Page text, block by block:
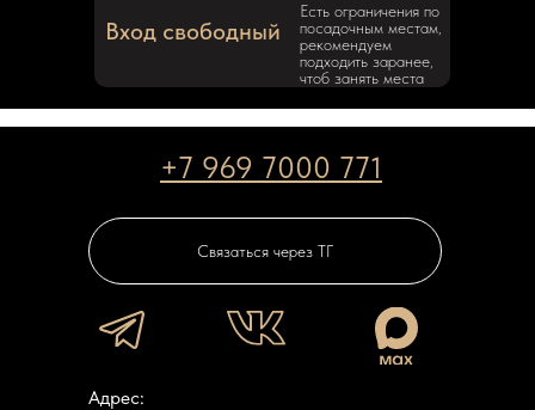
Вход свободный
Есть ограничения по
посадочным местам,
рекомендуем
подходить заранее,
чтоб занять места
Адрес:
Связаться через ТГ
+7 969 7000 771